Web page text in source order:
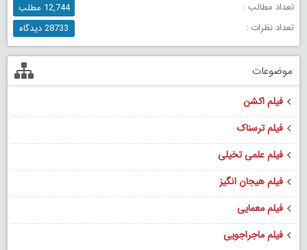
تعداد مطالب :
12,744 مطلب
تعداد نظرات :
28733 دیدگاه
موضوعات
فیلم اکشن
فیلم ترسناک
فیلم علمی تخیلی
فیلم هیجان انگیز
فیلم معمایی
فیلم ماجراجویی